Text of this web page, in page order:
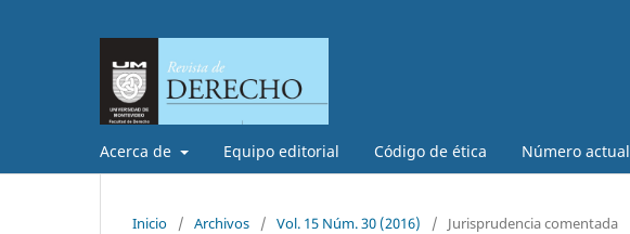
Acerca de Equipo editorial Código de ética Número actual
Inicio / Archivos / Vol. 15 Núm. 30 (2016) / Jurisprudencia comentada